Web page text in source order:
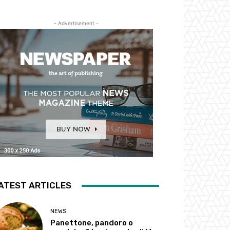
- Advertisement -
ARTICLES
NEWS
Panettone, pandoro o